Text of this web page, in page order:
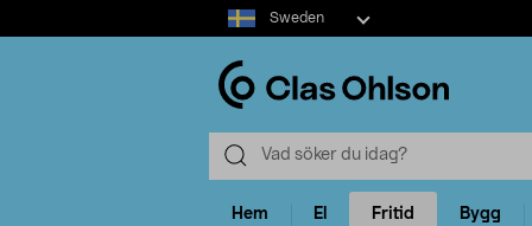
Select
market
Sweden
Hem El Fritid Bygg